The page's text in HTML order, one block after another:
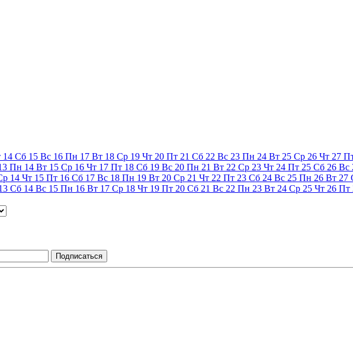
14 Сб 15 Вс 16 Пн 17 Вт 18 Ср 19 Чт 20 Пт 21 Сб 22 Вс 23 Пн 24 Вт 25 Ср 26 Чт 27
Пн 14 Вт 15 Ср 16 Чт 17 Пт 18 Сб 19 Вс 20 Пн 21 Вт 22 Ср 23 Чт 24 Пт 25 Сб 26 Вс
14 Чт 15 Пт 16 Сб 17 Вс 18 Пн 19 Вт 20 Ср 21 Чт 22 Пт 23 Сб 24 Вс 25 Пн 26 Вт 27
Сб 14 Вс 15 Пн 16 Вт 17 Ср 18 Чт 19 Пт 20 Сб 21 Вс 22 Пн 23 Вт 24 Ср 25 Чт 26 Пт